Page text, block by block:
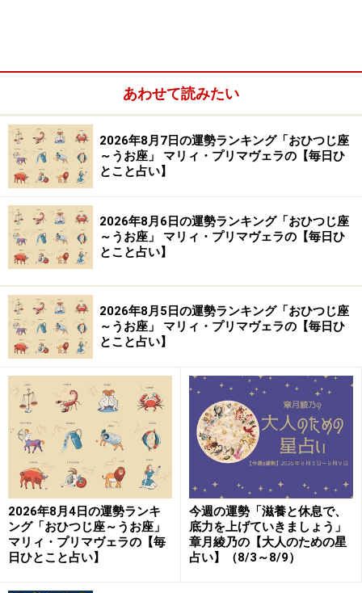
気になる人はこちら
※記事内容は執筆時点のものです。最新の内容をご確認くださ
い。
【編集部おすすめの購入サイト】
Amazonで占い関連の商品をチェック！
楽天市場で占い関連の商品をチェック！
あわせて読みたい
2026年8月7日の運勢ランキング「おひつじ座
～うお座」 マリィ・プリマヴェラの【毎日ひ
とこと占い】
2026年8月6日の運勢ランキング「おひつじ座
～うお座」 マリィ・プリマヴェラの【毎日ひ
とこと占い】
2026年8月5日の運勢ランキング「おひつじ座
～うお座」 マリィ・プリマヴェラの【毎日ひ
とこと占い】
2026年8月4日の運勢ランキ
ング「おひつじ座～うお座」
マリィ・プリマヴェラの【毎
日ひとこと占い】
今週の運勢「滋養と休息で、
底力を上げていきましょう」
章月綾乃の【大人のための星
占い】（8/3～8/9）